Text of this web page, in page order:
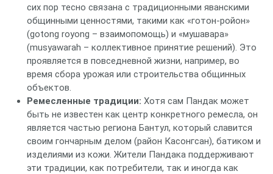
сих пор тесно связана с традиционными яванскими
общинными ценностями, такими как «готон-ройон»
(gotong royong – взаимопомощь) и «мушавара»
(musyawarah – коллективное принятие решений). Это
проявляется в повседневной жизни, например, во
время сбора урожая или строительства общинных
объектов.
Ремесленные традиции: Хотя сам Пандак может
быть не известен как центр конкретного ремесла, он
является частью региона Бантул, который славится
своим гончарным делом (район Касонгсан), батиком и
изделиями из кожи. Жители Пандака поддерживают
эти традиции, как потребители, так и иногда как